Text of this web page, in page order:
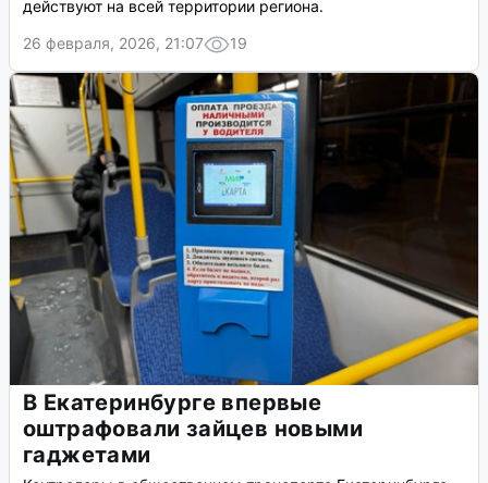
действуют на всей территории региона.
26 февраля, 2026, 21:07
19
В Екатеринбурге впервые
оштрафовали зайцев новыми
гаджетами